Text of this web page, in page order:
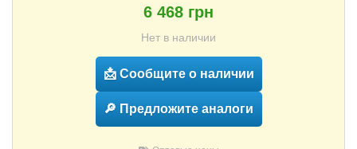
6 468 грн
Нет в наличии
📩 Сообщите о наличии
🔎 Предложите аналоги